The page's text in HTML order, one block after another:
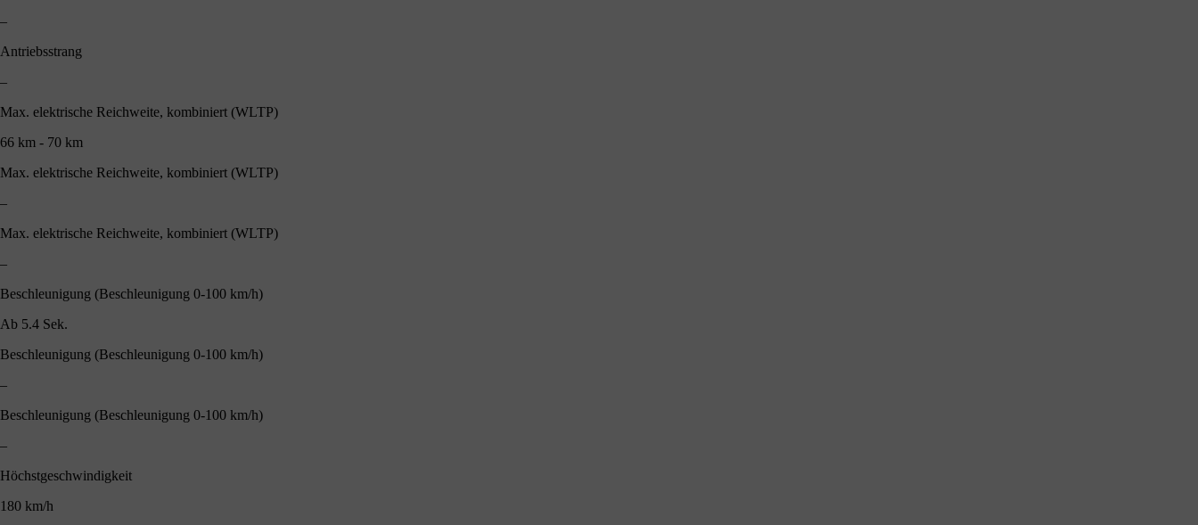
–
Antriebsstrang
–
Max. elektrische Reichweite, kombiniert (WLTP)
66 km - 70 km
Max. elektrische Reichweite, kombiniert (WLTP)
–
Max. elektrische Reichweite, kombiniert (WLTP)
–
Beschleunigung (Beschleunigung 0-100 km/h)
Ab 5.4 Sek.
Beschleunigung (Beschleunigung 0-100 km/h)
–
Beschleunigung (Beschleunigung 0-100 km/h)
–
Höchstgeschwindigkeit
180 km/h